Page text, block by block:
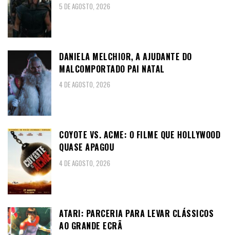
5 DE AGOSTO, 2026
DANIELA MELCHIOR, A AJUDANTE DO
MALCOMPORTADO PAI NATAL
4 DE AGOSTO, 2026
COYOTE VS. ACME: O FILME QUE HOLLYWOOD
QUASE APAGOU
4 DE AGOSTO, 2026
ATARI: PARCERIA PARA LEVAR CLÁSSICOS
AO GRANDE ECRÃ